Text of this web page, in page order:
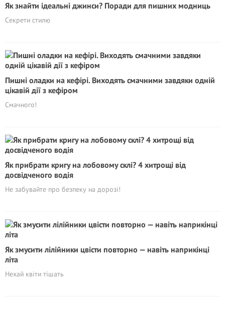
Як знайти ідеальні джинси? Поради для пишних модниць
Секрети стилю
Пишні оладки на кефірі. Виходять смачними завдяки одній
цікавій дії з кефіром
Смачного!
Як прибрати кригу на лобовому склі? 4 хитрощі від
досвідченого водія
Не забувайте про безпеку на дорозі!
Як змусити лілійники цвісти повторно — навіть наприкінці
літа
Нехай квіти тішать